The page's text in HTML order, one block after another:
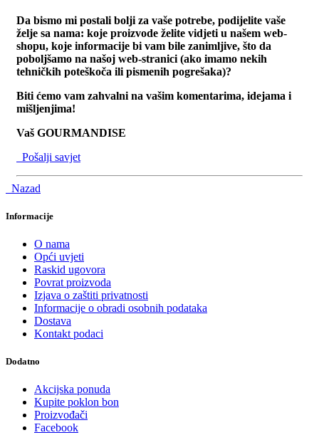
Da bismo mi postali bolji za vaše potrebe, podijelite vaše
želje sa nama: koje proizvode želite vidjeti u našem web-
shopu, koje informacije bi vam bile zanimljive, što da
poboljšamo na našoj web-stranici (ako imamo nekih
tehničkih poteškoča ili pismenih pogrešaka)?
Biti ćemo vam zahvalni na vašim komentarima, idejama i
mišljenjima!
Vaš GOURMANDISE
Pošalji savjet
Nazad
Informacije
O nama
Opći uvjeti
Raskid ugovora
Povrat proizvoda
Izjava o zaštiti privatnosti
Informacije o obradi osobnih podataka
Dostava
Kontakt podaci
Dodatno
Akcijska ponuda
Kupite poklon bon
Proizvođači
Facebook